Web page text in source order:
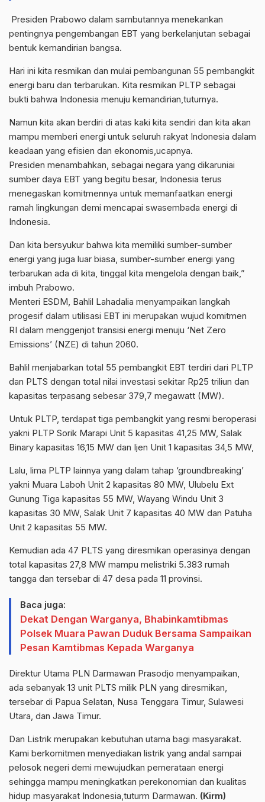
Presiden Prabowo dalam sambutannya menekankan
pentingnya pengembangan EBT yang berkelanjutan sebagai
bentuk kemandirian bangsa.
Hari ini kita resmikan dan mulai pembangunan 55 pembangkit
energi baru dan terbarukan. Kita resmikan PLTP sebagai
bukti bahwa Indonesia menuju kemandirian,tuturnya.
Namun kita akan berdiri di atas kaki kita sendiri dan kita akan
mampu memberi energi untuk seluruh rakyat Indonesia dalam
keadaan yang efisien dan ekonomis,ucapnya.
Presiden menambahkan, sebagai negara yang dikaruniai
sumber daya EBT yang begitu besar, Indonesia terus
menegaskan komitmennya untuk memanfaatkan energi
ramah lingkungan demi mencapai swasembada energi di
Indonesia.
Dan kita bersyukur bahwa kita memiliki sumber-sumber
energi yang juga luar biasa, sumber-sumber energi yang
terbarukan ada di kita, tinggal kita mengelola dengan baik,”
imbuh Prabowo.
Menteri ESDM, Bahlil Lahadalia menyampaikan langkah
progesif dalam utilisasi EBT ini merupakan wujud komitmen
RI dalam menggenjot transisi energi menuju ‘Net Zero
Emissions’ (NZE) di tahun 2060.
Bahlil menjabarkan total 55 pembangkit EBT terdiri dari PLTP
dan PLTS dengan total nilai investasi sekitar Rp25 triliun dan
kapasitas terpasang sebesar 379,7 megawatt (MW).
Untuk PLTP, terdapat tiga pembangkit yang resmi beroperasi
yakni PLTP Sorik Marapi Unit 5 kapasitas 41,25 MW, Salak
Binary kapasitas 16,15 MW dan Ijen Unit 1 kapasitas 34,5 MW,
Lalu, lima PLTP lainnya yang dalam tahap ‘groundbreaking’
yakni Muara Laboh Unit 2 kapasitas 80 MW, Ulubelu Ext
Gunung Tiga kapasitas 55 MW, Wayang Windu Unit 3
kapasitas 30 MW, Salak Unit 7 kapasitas 40 MW dan Patuha
Unit 2 kapasitas 55 MW.
Kemudian ada 47 PLTS yang diresmikan operasinya dengan
total kapasitas 27,8 MW mampu melistriki 5.383 rumah
tangga dan tersebar di 47 desa pada 11 provinsi.
Baca juga:
Dekat Dengan Warganya, Bhabinkamtibmas
Polsek Muara Pawan Duduk Bersama Sampaikan
Pesan Kamtibmas Kepada Warganya
Direktur Utama PLN Darmawan Prasodjo menyampaikan,
ada sebanyak 13 unit PLTS milik PLN yang diresmikan,
tersebar di Papua Selatan, Nusa Tenggara Timur, Sulawesi
Utara, dan Jawa Timur.
Dan Listrik merupakan kebutuhan utama bagi masyarakat.
Kami berkomitmen menyediakan listrik yang andal sampai
pelosok negeri demi mewujudkan pemerataan energi
sehingga mampu meningkatkan perekonomian dan kualitas
hidup masyarakat Indonesia,tuturm Darmawan. (Kirm)